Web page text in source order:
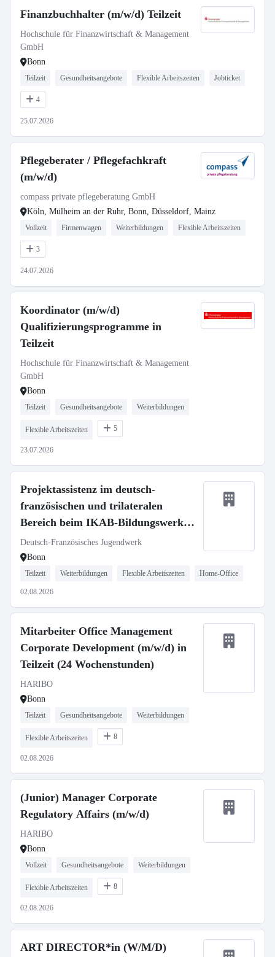
Finanzbuchhalter (m/w/d) Teilzeit
Hochschule für Finanzwirtschaft & Management
GmbH
Bonn
Teilzeit Gesundheitsangebote Flexible Arbeitszeiten Jobticket
4
25.07.2026
Pflegeberater / Pflegefachkraft
(m/w/d)
compass private pflegeberatung GmbH
Köln, Mülheim an der Ruhr, Bonn, Düsseldorf, Mainz
Vollzeit Firmenwagen Weiterbildungen Flexible Arbeitszeiten
3
24.07.2026
Koordinator (m/w/d)
Qualifizierungsprogramme in
Teilzeit
Hochschule für Finanzwirtschaft & Management
GmbH
Bonn
Teilzeit Gesundheitsangebote Weiterbildungen
Flexible Arbeitszeiten 5
23.07.2026
Projektassistenz im deutsch-
französischen und trilateralen
Bereich beim IKAB-Bildungswerk
e.V in Bonn
Deutsch-Französisches Jugendwerk
Bonn
Teilzeit Weiterbildungen Flexible Arbeitszeiten Home-Office
02.08.2026
Mitarbeiter Office Management
Corporate Development (m/w/d) in
Teilzeit (24 Wochenstunden)
HARIBO
Bonn
Teilzeit Gesundheitsangebote Weiterbildungen
Flexible Arbeitszeiten 8
02.08.2026
(Junior) Manager Corporate
Regulatory Affairs (m/w/d)
HARIBO
Bonn
Vollzeit Gesundheitsangebote Weiterbildungen
Flexible Arbeitszeiten 8
02.08.2026
ART DIRECTOR*in (W/M/D)